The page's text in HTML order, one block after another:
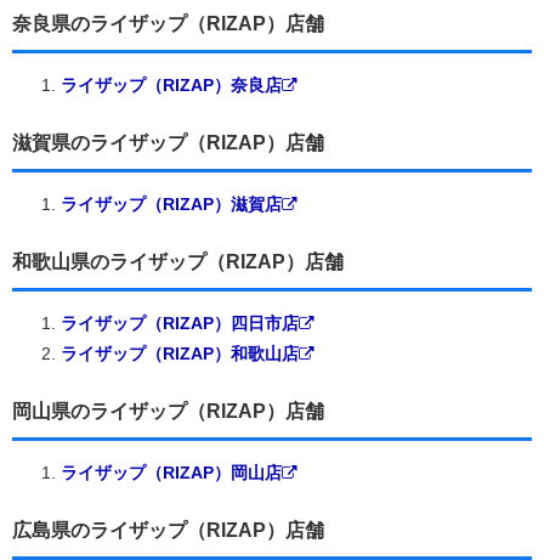
奈良県のライザップ（RIZAP）店舗
ライザップ（RIZAP）奈良店
滋賀県のライザップ（RIZAP）店舗
ライザップ（RIZAP）滋賀店
和歌山県のライザップ（RIZAP）店舗
ライザップ（RIZAP）四日市店
ライザップ（RIZAP）和歌山店
岡山県のライザップ（RIZAP）店舗
ライザップ（RIZAP）岡山店
広島県のライザップ（RIZAP）店舗